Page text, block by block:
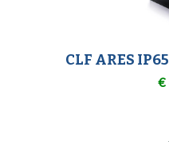
CLF ARES
€